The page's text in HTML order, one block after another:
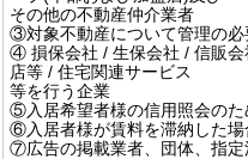
その他の不動産仲介業者
③対象不動産について管理の
④ 損保会社 / 生保会社 / 信販
店等 / 住宅関連サービス
等を行う企業
⑤入居希望者様の信用照会の
⑥入居者様が賃料を滞納した場
⑦広告の掲載業者、団体、指定